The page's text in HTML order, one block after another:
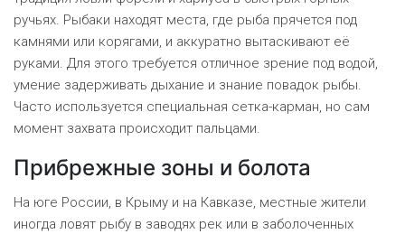
ручьях. Рыбаки находят места, где рыба прячется под
камнями или корягами, и аккуратно вытаскивают её
руками. Для этого требуется отличное зрение под водой,
умение задерживать дыхание и знание повадок рыбы.
Часто используется специальная сетка-карман, но сам
момент захвата происходит пальцами.
Прибрежные зоны и болота
На юге России, в Крыму и на Кавказе, местные жители
иногда ловят рыбу в заводях рек или в заболоченных